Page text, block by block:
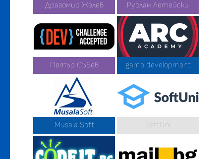
Драгомир Желев Руслан Летейски
Петър Събев game development
Musala Soft SoftUni